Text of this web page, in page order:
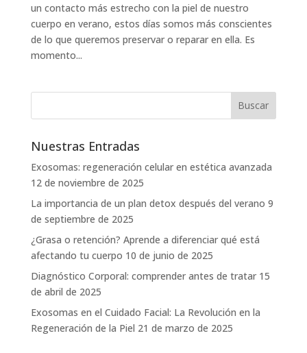
un contacto más estrecho con la piel de nuestro
cuerpo en verano, estos días somos más conscientes
de lo que queremos preservar o reparar en ella. Es
momento...
Nuestras Entradas
Exosomas: regeneración celular en estética avanzada
12 de noviembre de 2025
La importancia de un plan detox después del verano 9
de septiembre de 2025
¿Grasa o retención? Aprende a diferenciar qué está
afectando tu cuerpo 10 de junio de 2025
Diagnóstico Corporal: comprender antes de tratar 15
de abril de 2025
Exosomas en el Cuidado Facial: La Revolución en la
Regeneración de la Piel 21 de marzo de 2025